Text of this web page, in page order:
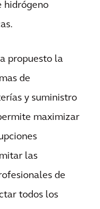
hidrógeno
propuesto la
de
y suministro
maximizar
las
de
todos los